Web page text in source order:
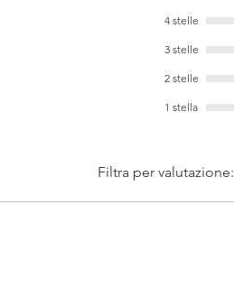
4 stelle
3 stelle
2 stelle
1 stella
Filtra per valutazione: